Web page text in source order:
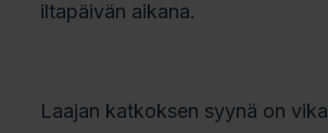
iltapäivän aikana.
Laajan katkoksen syynä on vika